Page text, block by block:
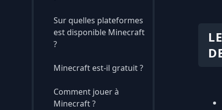
Sur quelles plateformes
est disponible Minecraft
?
Minecraft est-il gratuit ?
Comment jouer à
Minecraft ?